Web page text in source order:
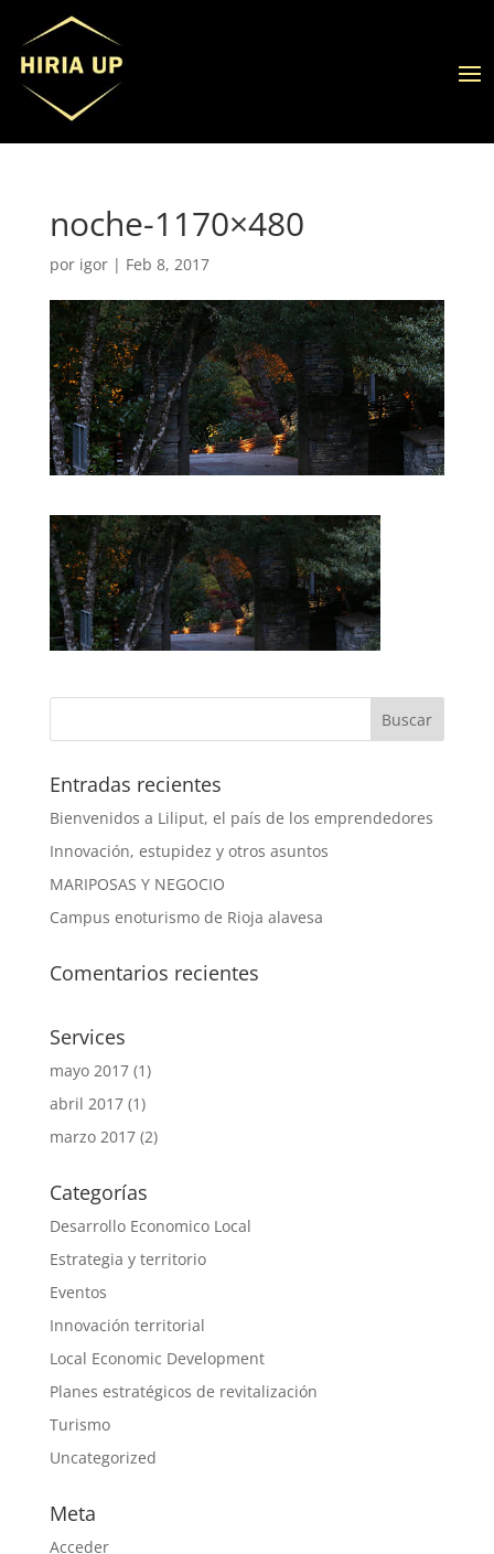
noche-1170×480
por igor| Feb 8, 2017
Entradas recientes
Bienvenidos a Liliput, el país de los emprendedores
Innovación, estupidez y otros asuntos
MARIPOSAS Y NEGOCIO
Campus enoturismo de Rioja alavesa
Comentarios recientes
Services
mayo 2017(1)
abril 2017(1)
marzo 2017(2)
Categorías
Desarrollo Economico Local
Estrategia y territorio
Eventos
Innovación territorial
Local Economic Development
Planes estratégicos de revitalización
Turismo
Uncategorized
Meta
Acceder